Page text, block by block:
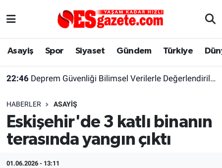
Asayiş Spor Siyaset Gündem Türkiye
22:46 Deprem Güvenliği Bilimsel Verilerle Değerlendirilmeli
HABERLER ASAYIŞ
Eskişehir'de 3 katlı binanın
terasında yangın çıktı
01.06.2026 - 13:11
Asayiş
Gündem
Türkiye
Dünya
Yaşam
Eskişehirspor Arşivi
Eskişehir Arşivi
Röportaj
Eskişehir Nöbetçi Eczaneler
Süper Lig Puan Durumu ve Fikstür
Tüm Manşetler
Son Dakika Haberleri